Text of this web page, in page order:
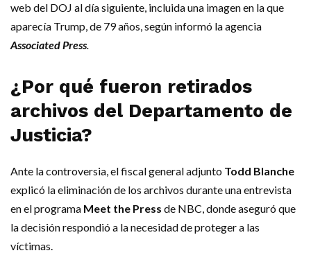
web del DOJ al día siguiente, incluida una imagen en la que
aparecía Trump, de 79 años, según informó la agencia
Associated Press.
¿Por qué fueron retirados
archivos del Departamento de
Justicia?
Ante la controversia, el fiscal general adjunto Todd Blanche
explicó la eliminación de los archivos durante una entrevista
en el programa Meet the Press de NBC, donde aseguró que
la decisión respondió a la necesidad de proteger a las
víctimas.